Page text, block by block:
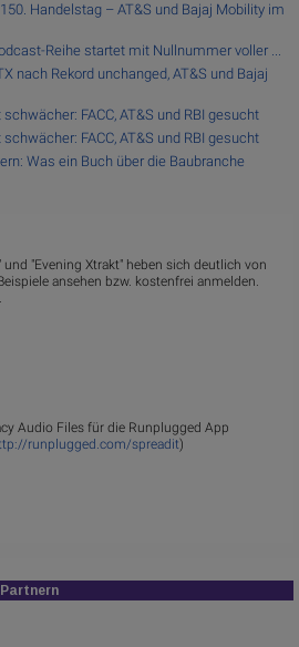
Handelstag – AT&S und Bajaj Mobility im
Reihe startet mit Nullnummer voller ...
nach Rekord unchanged, AT&S und Bajaj
FACC, AT&S und RBI gesucht
FACC, AT&S und RBI gesucht
Was ein Buch über die Baubranche
und "Evening Xtrakt" heben sich deutlich von
ansehen bzw. kostenfrei anmelden.
Audio Files für die Runplugged App
runplugged.com/spreadit)